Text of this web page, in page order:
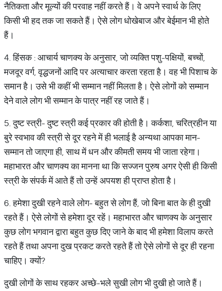
नैतिकता और मूल्यों की परवाह नहीं करते हैं। वे अपने स्वार्थ के लिए
किसी भी हद तक जा सकते हैं। ऐसे लोग धोखेबाज और बेईमान भी होते
हैं।
4. हिंसक : आचार्य चाणक्य के अनुसार, जो व्यक्ति पशु-पक्षियों, बच्चों,
मजदूर वर्ग, वृद्धजनों आदि पर अत्याचार करता रहता है। वह भी पिशाच के
समान है। उसे भी कहीं भी सम्मान नहीं मिलता है। ऐसे लोगों को सम्मान
देने वाले लोग भी सम्मान के पात्र नहीं रह जाते हैं।
5. दुष्ट स्त्री- दुष्ट स्त्री कई प्रकार की होती है। कर्कशा, चरित्रहीन या
बुरे स्वभाव की स्त्री से दूर रहने में ही भलाई है अन्यथा आपका मान-
सम्मान तो जाएगा ही, साथ में धन और कीमती समय भी जाता रहेगा।
महाभारत और चाणक्य का मानना था कि सज्जन पुरुष अगर ऐसी ही किसी
स्त्री के संपर्क में आते हैं तो उन्हें अपयश ही प्राप्त होता है।
6. हमेशा दुखी रहने वाले लोग- बहुत से लोग हैं, जो बिना बात के ही दुखी
रहते हैं। ऐसे लोगों से हमेशा दूर रहें। महाभारत और चाणक्य के अनुसार
कुछ लोग भगवान द्वारा बहुत कुछ दिए जाने के बाद भी हमेशा विलाप करते
रहते हैं तथा अपना दुख प्रकट करते रहते हैं तो ऐसे लोगों से दूर ही रहना
चाहिए। क्यों?
दुखी लोगों के साथ रहकर अच्छे-भले सुखी लोग भी दुखी हो जाते हैं।